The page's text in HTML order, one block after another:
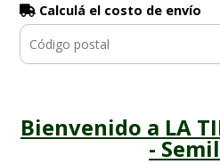
Calculá el costo de envío
Bienvenido a LA
-